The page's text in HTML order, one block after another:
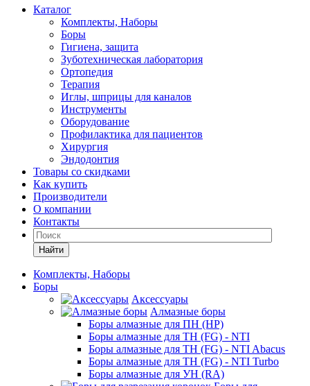
Каталог
Комплекты, Наборы
Боры
Гигиена, защита
Зуботехническая лаборатория
Ортопедия
Терапия
Иглы, шприцы для каналов
Инструменты
Оборудование
Профилактика для пациентов
Хирургия
Эндодонтия
Товары со скидками
Как купить
Производители
О компании
Контакты
Найти
Комплекты, Наборы
Боры
Аксессуары
Алмазные боры
Боры алмазные для ПН (HP)
Боры алмазные для ТН (FG) - NTI
Боры алмазные для ТН (FG) - NTI Abacus
Боры алмазные для ТН (FG) - NTI Turbo
Боры алмазные для УН (RA)